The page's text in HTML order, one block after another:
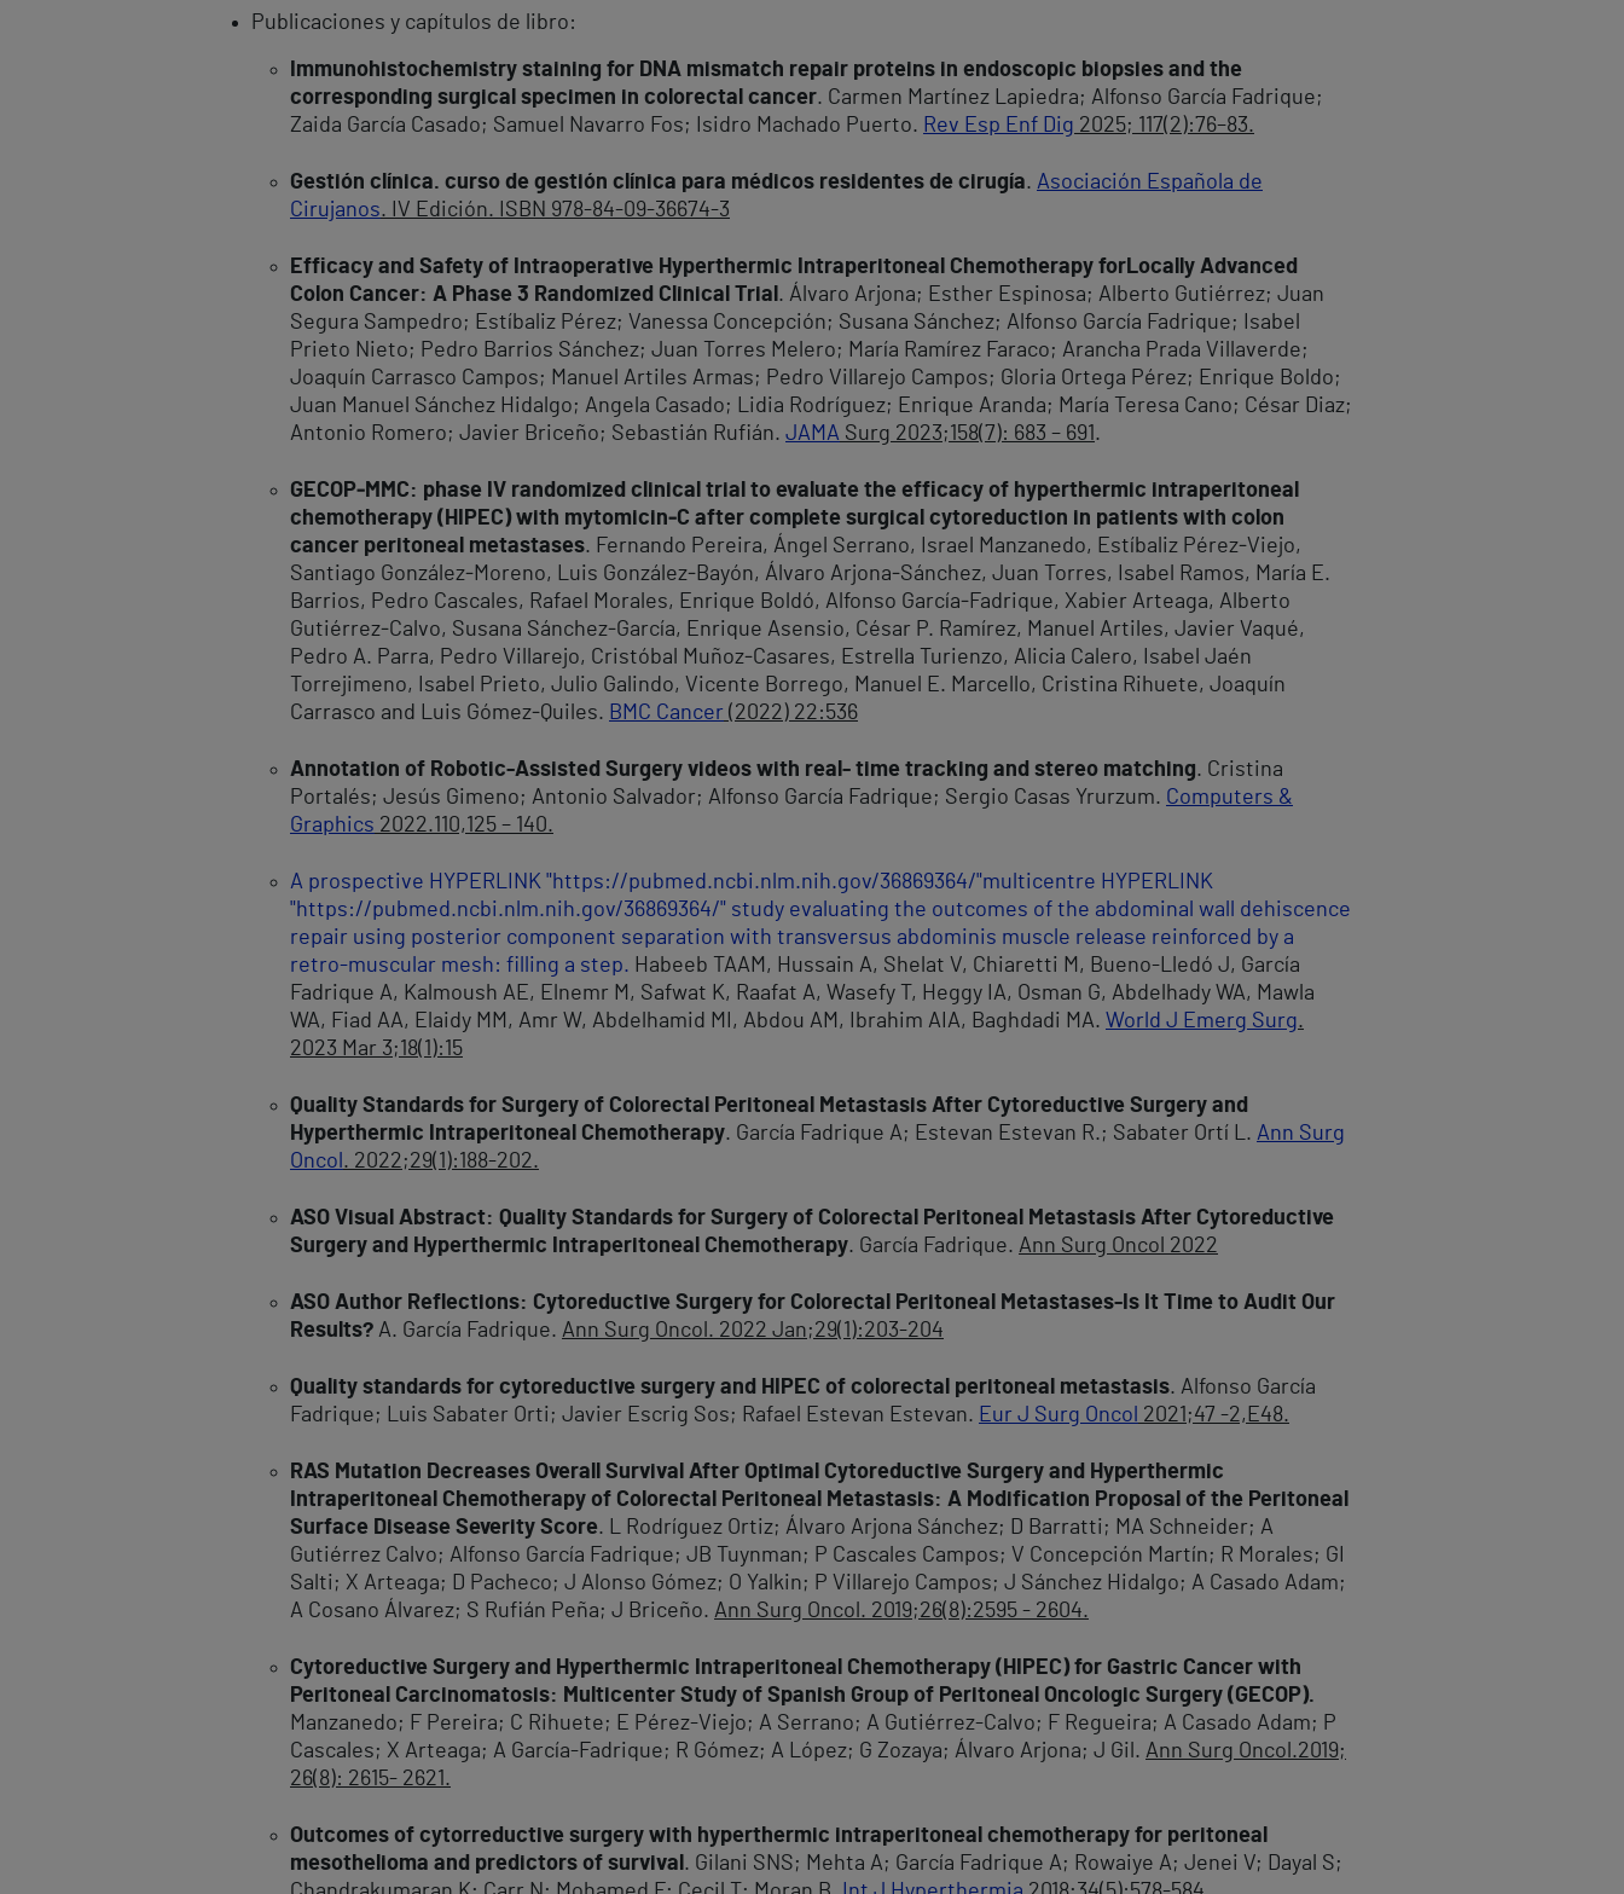
Publicaciones y capítulos de libro:
Immunohistochemistry staining for DNA mismatch repair proteins in endoscopic biopsies and the
corresponding surgical specimen in colorectal cancer. Carmen Martínez Lapiedra; Alfonso García Fadrique;
Zaida García Casado; Samuel Navarro Fos; Isidro Machado Puerto. Rev Esp Enf Dig 2025; 117(2):76–83.
Gestión clínica. curso de gestión clínica para médicos residentes de cirugía. Asociación Española de
Cirujanos. IV Edición. ISBN 978-84-09-36674-3
Efficacy and Safety of Intraoperative Hyperthermic Intraperitoneal Chemotherapy forLocally Advanced
Colon Cancer: A Phase 3 Randomized Clinical Trial . Álvaro Arjona; Esther Espinosa; Alberto Gutiérrez; Juan
Segura Sampedro; Estíbaliz Pérez; Vanessa Concepción; Susana Sánchez; Alfonso García Fadrique; Isabel
Prieto Nieto; Pedro Barrios Sánchez; Juan Torres Melero; María Ramírez Faraco; Arancha Prada Villaverde;
Joaquín Carrasco Campos; Manuel Artiles Armas; Pedro Villarejo Campos; Gloria Ortega Pérez; Enrique Boldo;
Juan Manuel Sánchez Hidalgo; Angela Casado; Lidia Rodríguez; Enrique Aranda; María Teresa Cano; César Diaz;
Antonio Romero; Javier Briceño; Sebastián Rufián. JAMA Surg 2023;158(7): 683 – 691 .
GECOP‑MMC: phase IV randomized clinical trial to evaluate the efficacy of hyperthermic intraperitoneal
chemotherapy (HIPEC) with mytomicin‑C after complete surgical cytoreduction in patients with colon
cancer peritoneal metastases. Fernando Pereira, Ángel Serrano, Israel Manzanedo, Estíbaliz Pérez‑Viejo,
Santiago González‑Moreno, Luis González‑Bayón, Álvaro Arjona‑Sánchez, Juan Torres, Isabel Ramos, María E.
Barrios, Pedro Cascales, Rafael Morales, Enrique Boldó, Alfonso García‑Fadrique, Xabier Arteaga, Alberto
Gutiérrez‑Calvo, Susana Sánchez‑García, Enrique Asensio, César P. Ramírez, Manuel Artiles, Javier Vaqué,
Pedro A. Parra, Pedro Villarejo, Cristóbal Muñoz‑Casares, Estrella Turienzo, Alicia Calero, Isabel Jaén
Torrejimeno, Isabel Prieto, Julio Galindo, Vicente Borrego, Manuel E. Marcello, Cristina Rihuete, Joaquín
Carrasco and Luis Gómez‑Quiles. BMC Cancer (2022) 22:536
Annotation of Robotic-Assisted Surgery videos with real- time tracking and stereo matching. Cristina
Portalés; Jesús Gimeno; Antonio Salvador; Alfonso García Fadrique; Sergio Casas Yrurzum. Computers &
Graphics 2022.110,125 – 140.
A prospective HYPERLINK "https://pubmed.ncbi.nlm.nih.gov/36869364/"multicentre HYPERLINK
"https://pubmed.ncbi.nlm.nih.gov/36869364/" study evaluating the outcomes of the abdominal wall dehiscence
repair using posterior component separation with transversus abdominis muscle release reinforced by a
retro-muscular mesh: filling a step. Habeeb TAAM, Hussain A, Shelat V, Chiaretti M, Bueno-Lledó J, García
Fadrique A, Kalmoush AE, Elnemr M, Safwat K, Raafat A, Wasefy T, Heggy IA, Osman G, Abdelhady WA, Mawla
WA, Fiad AA, Elaidy MM, Amr W, Abdelhamid MI, Abdou AM, Ibrahim AIA, Baghdadi MA. World J Emerg Surg.
2023 Mar 3;18(1):15
Quality Standards for Surgery of Colorectal Peritoneal Metastasis After Cytoreductive Surgery and
Hyperthermic Intraperitoneal Chemotherapy. García Fadrique A; Estevan Estevan R.; Sabater Ortí L. Ann Surg
Oncol . 2022;29(1):188-202.
ASO Visual Abstract: Quality Standards for Surgery of Colorectal Peritoneal Metastasis After Cytoreductive
Surgery and Hyperthermic Intraperitoneal Chemotherapy. García Fadrique. Ann Surg Oncol 2022
ASO Author Reflections: Cytoreductive Surgery for Colorectal Peritoneal Metastases-Is It Time to Audit Our
Results? A. García Fadrique. Ann Surg Oncol. 2022 Jan;29(1):203-204
Quality standards for cytoreductive surgery and HIPEC of colorectal peritoneal metastasis. Alfonso García
Fadrique; Luis Sabater Orti; Javier Escrig Sos; Rafael Estevan Estevan. Eur J Surg Oncol 2021;47 -2,E48.
RAS Mutation Decreases Overall Survival After Optimal Cytoreductive Surgery and Hyperthermic
Intraperitoneal Chemotherapy of Colorectal Peritoneal Metastasis: A Modification Proposal of the Peritoneal
Surface Disease Severity Score. L Rodríguez Ortiz; Álvaro Arjona Sánchez; D Barratti; MA Schneider; A
Gutiérrez Calvo; Alfonso García Fadrique; JB Tuynman; P Cascales Campos; V Concepción Martín; R Morales; GI
Salti; X Arteaga; D Pacheco; J Alonso Gómez; O Yalkin; P Villarejo Campos; J Sánchez Hidalgo; A Casado Adam;
A Cosano Álvarez; S Rufián Peña; J Briceño. Ann Surg Oncol. 2019;26(8):2595 - 2604.
Cytoreductive Surgery and Hyperthermic Intraperitoneal Chemotherapy (HIPEC) for Gastric Cancer with
Peritoneal Carcinomatosis: Multicenter Study of Spanish Group of Peritoneal Oncologic Surgery (GECOP).
Manzanedo; F Pereira; C Rihuete; E Pérez-Viejo; A Serrano; A Gutiérrez-Calvo; F Regueira; A Casado Adam; P
Cascales; X Arteaga; A García-Fadrique; R Gómez; A López; G Zozaya; Álvaro Arjona; J Gil. Ann Surg Oncol.2019;
26(8): 2615- 2621.
Outcomes of cytorreductive surgery with hyperthermic intraperitoneal chemotherapy for peritoneal
mesothelioma and predictors of survival . Gilani SNS; Mehta A; García Fadrique A; Rowaiye A; Jenei V; Dayal S;